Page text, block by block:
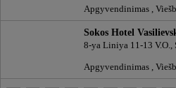
Apgyvendinimas ,
Sokos Hotel
8-ya Liniya 11-13 V.O.,
Apgyvendinimas ,